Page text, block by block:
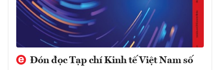
Đón đọc Tạp chí Kinh tế Việt Nam số